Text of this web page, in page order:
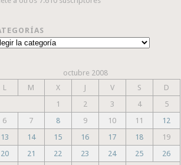
octubre 2008
L
M X J V S
D
1
2 3 4
5
6
7 8 9 10 11
12
13
14 15 16 17 18
19
20
21 22 23 24 25
26